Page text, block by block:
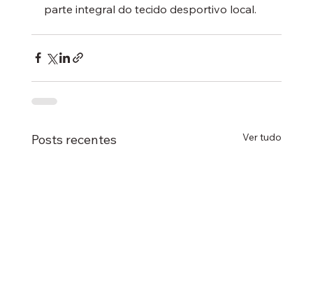
parte integral do tecido desportivo local.
Posts recentes Ver tudo